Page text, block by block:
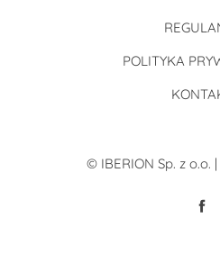
POLITYKA
© IBERION Sp. z o.o.